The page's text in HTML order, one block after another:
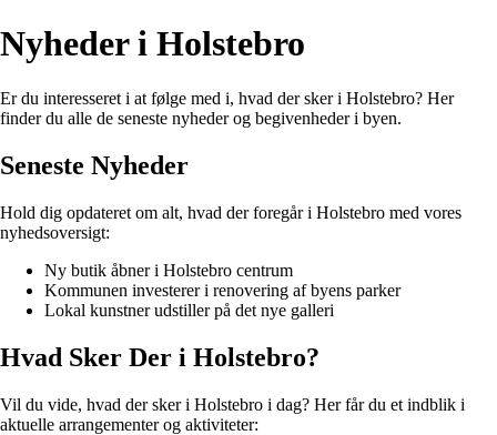
Nyheder i Holstebro
Er du interesseret i at følge med i, hvad der sker i Holstebro? Her
finder du alle de seneste nyheder og begivenheder i byen.
Seneste Nyheder
Hold dig opdateret om alt, hvad der foregår i Holstebro med vores
nyhedsoversigt:
Ny butik åbner i Holstebro centrum
Kommunen investerer i renovering af byens parker
Lokal kunstner udstiller på det nye galleri
Hvad Sker Der i Holstebro?
Vil du vide, hvad der sker i Holstebro i dag? Her får du et indblik i
aktuelle arrangementer og aktiviteter: